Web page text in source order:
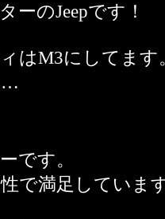
ーのJeepです！
はM3にしてます
…
です。
で満足していま